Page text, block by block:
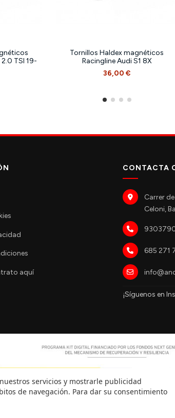
TSI 19-
Tornillos Haldex magnéticos
Racingline Audi S1 8X
36,00 €
aquí
CONTACTA
Carrer
Celoni,
685 271
¡Síguenos en
servicios y mostrarle publicidad
de navegación. Para dar su consentimiento